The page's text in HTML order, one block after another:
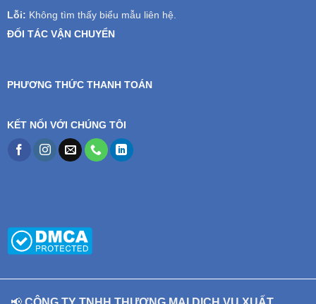
Lỗi: Không tìm thấy biểu mẫu liên hệ.
ĐỐI TÁC VẬN CHUYỂN
PHƯƠNG THỨC THANH TOÁN
KẾT NỐI VỚI CHÚNG TÔI